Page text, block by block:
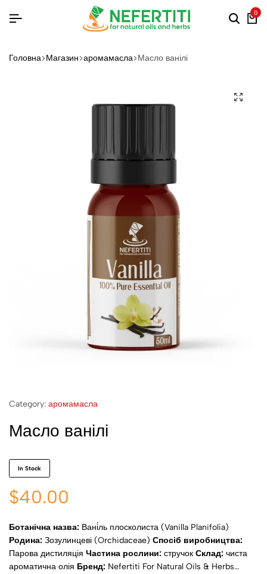
0
Головна Магазин аромамасла Масло ванілі
Category: аромамасла
Масло ванілі
In Stock
$40.00
Ботанічна назва: Вані́ль плосколиста (Vanilla Planifolia)
Родина: Зозулинцеві (Orchidaceae) Спосіб виробництва:
Парова дистиляція Частина рослини: стручок Склад: чиста
ароматична олія Бренд: Nefertiti For Natural Oils & Herbs